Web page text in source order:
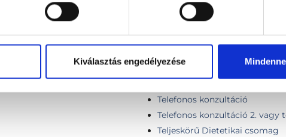
Kiválasztás engedélyezése
testösszetétel mérés
Páros dietetikai tanácsadás
Személyre szabott étrend (1
Személyre szabott étrend (2
Személyre szabott
Telefonos konzultáció
Telefonos konzultáció 2. vagy
Teljeskörű Dietetikai csomag